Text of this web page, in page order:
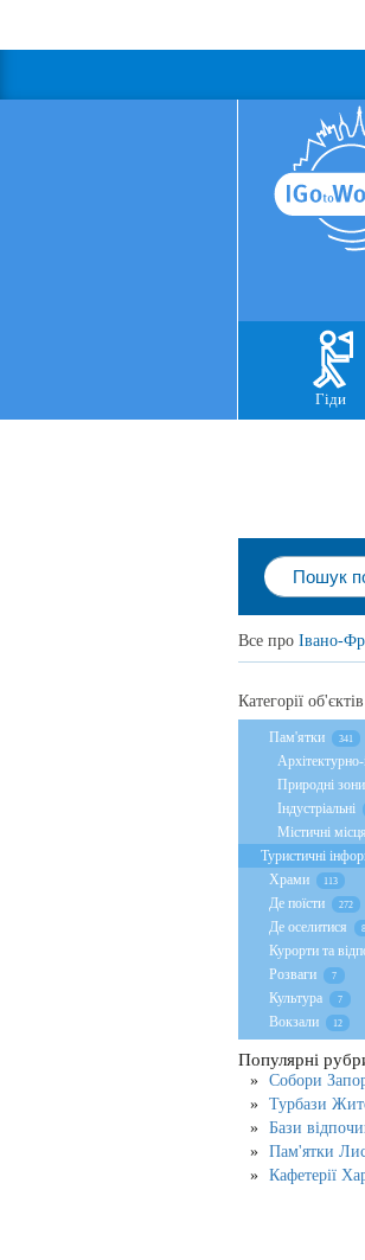
Гіди
Все про Івано-
Категорії об'єктів
Пам'ятки 341
Архітектурно-
Природні зони
Індустріальні
Містичні місця
Туристичні
Храми 113
Де поїсти 272
Де оселитися
Курорти та
Розваги 7
Культура 7
Вокзали 12
Популярні
Собори
Турбази
Бази
Пам'ятки
Кафетерії